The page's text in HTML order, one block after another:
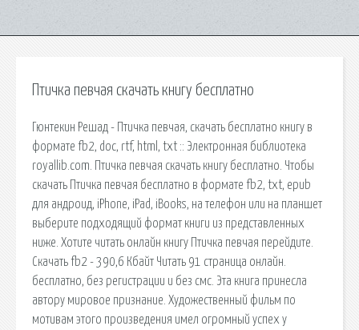
Птичка певчая скачать книгу бесплатно
Гюнтекин Решад - Птичка певчая, скачать бесплатно книгу в
формате fb2, doc, rtf, html, txt :: Электронная библиотека
royallib.com. Птичка певчая скачать книгу бесплатно. Чтобы
скачать Птичка певчая бесплатно в формате fb2, txt, epub
для андроид, iPhone, iPad, iBooks, на телефон или на планшет
выберите подходящий формат книги из представленных
ниже. Хотите читать онлайн книгу Птичка певчая перейдите.
Cкачать fb2 - 390,6 Кбайт Читать 91 страница онлайн.
бесплатно, без регистрации и без смс. Эта книга принесла
автору мировое признание. Художественный фильм по
мотивам этого произведения имел огромный успех у